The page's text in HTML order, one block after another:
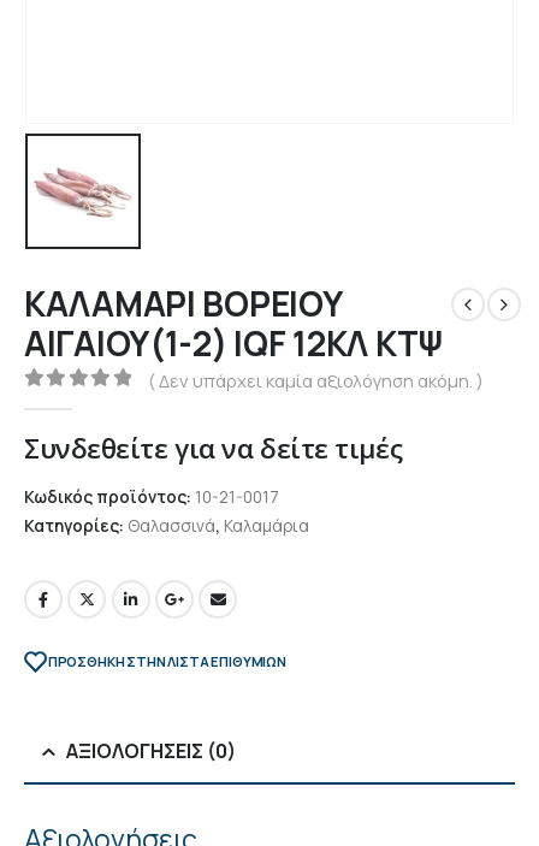
ΚΑΛΑΜΑΡΙ ΒΟΡΕΙΟΥ
ΑΙΓΑΙΟΥ(1-2) IQF 12ΚΛ ΚΤΨ
0out of 5
( Δεν υπάρχει καμία αξιολόγηση ακόμη. )
Συνδεθείτε για να δείτε τιμές
Κωδικός προϊόντος: 10-21-0017
Κατηγορίες: Θαλασσινά, Καλαμάρια
ΠΡΌΣΘΉΚΗ ΣΤΗΝ ΛΊΣΤΑ ΕΠΙΘΥΜΙΏΝ
ΑΞΙΟΛΟΓΉΣΕΙΣ (0)